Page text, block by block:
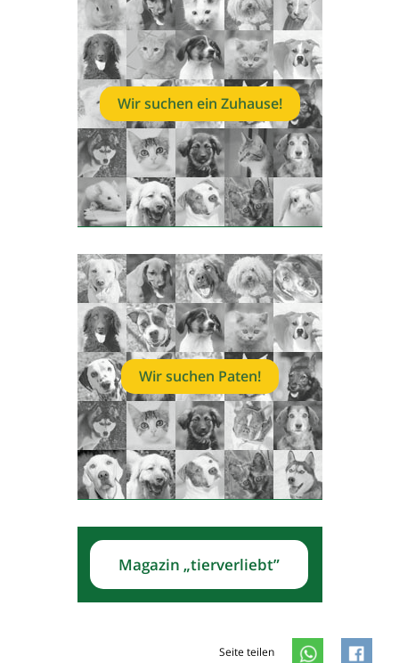
Wir suchen ein Zuhause!
Wir suchen Paten!
Magazin „tierverliebt”
Seite teilen